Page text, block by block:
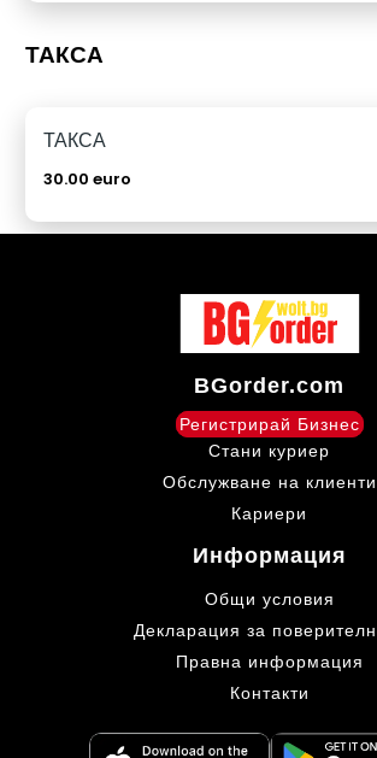
ТАКСА
ТАКСА
30.00 euro
BGorder.com
Регистрирай Бизнес
Стани куриер
Обслужване на клиенти
Кариери
Информация
Общи условия
Декларация за
Правна информация
Контакти